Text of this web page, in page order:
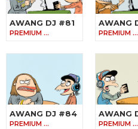
AWANG DJ #81
PREMIUM …
AWANG
PREMIUM …
AWANG DJ #84
PREMIUM …
AWANG
PREMIUM …